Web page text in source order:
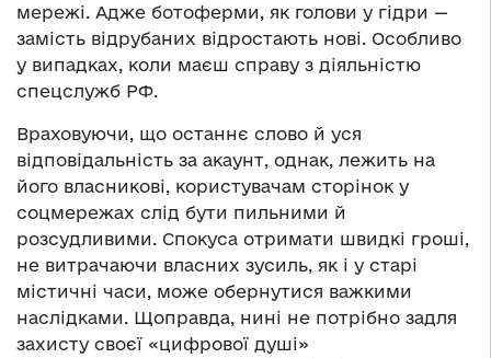
мережі. Адже ботоферми, як голови у гідри —
замість відрубаних відростають нові. Особливо
у випадках, коли маєш справу з діяльністю
спецслужб РФ.
Враховуючи, що останнє слово й уся
відповідальність за акаунт, однак, лежить на
його власникові, користувачам сторінок у
соцмережах слід бути пильними й
розсудливими. Спокуса отримати швидкі гроші,
не витрачаючи власних зусиль, як і у старі
містичні часи, може обернутися важкими
наслідками. Щоправда, нині не потрібно задля
захисту своєї «цифрової душі»